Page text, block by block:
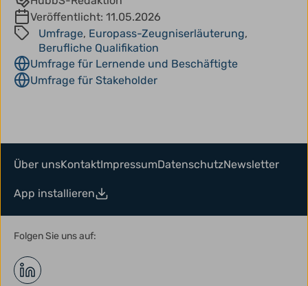
Veröffentlicht: 11.05.2026
Umfrage, Europass-Zeugniserläuterung,
Berufliche Qualifikation
Umfrage für Lernende und Beschäftigte
Umfrage für Stakeholder
Über unsKontaktImpressumDatenschutzNewsletter
App installieren
Folgen Sie uns auf: